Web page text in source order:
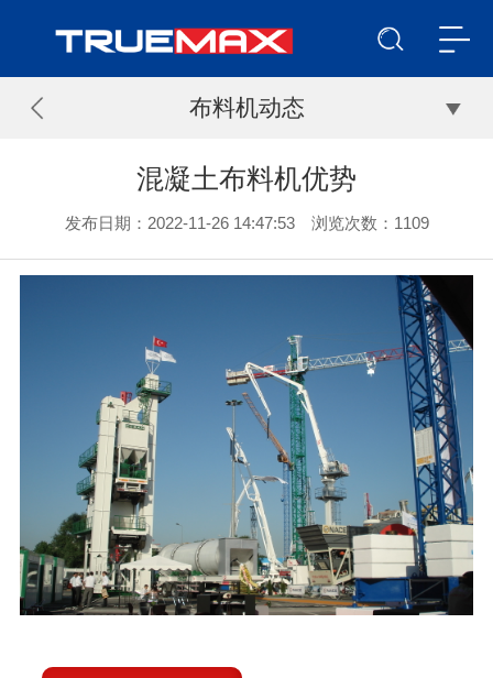
布料机动态
混凝土布料机优势
发布日期：2022-11-26 14:47:53 浏览次数： 1109